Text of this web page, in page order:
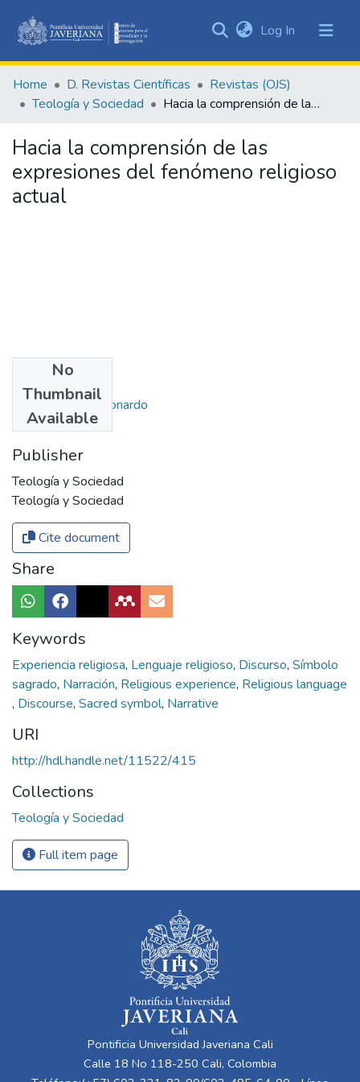
&
Collections
Statistics
Log In (current)
Home D. Revistas Científicas
Revistas (OJS)
Teología y Sociedad
Hacia la comprensión de las expresiones del fenómeno religioso actual
Hacia la comprensión de las
expresiones del fenómeno religioso
actual
No
Thumbnail
Available
Authors
Rojas Cadena, Leonardo
Publisher
Teología y Sociedad
Teología y Sociedad
Cite document
Share
Keywords
Experiencia religiosa, Lenguaje religioso, Discurso, Símbolo
sagrado, Narración, Religious experience, Religious language
, Discourse, Sacred symbol, Narrative
URI
http://hdl.handle.net/11522/415
Collections
Teología y Sociedad
Full item page
Pontificia Universidad Javeriana Cali
Calle 18 No 118-250 Cali, Colombia